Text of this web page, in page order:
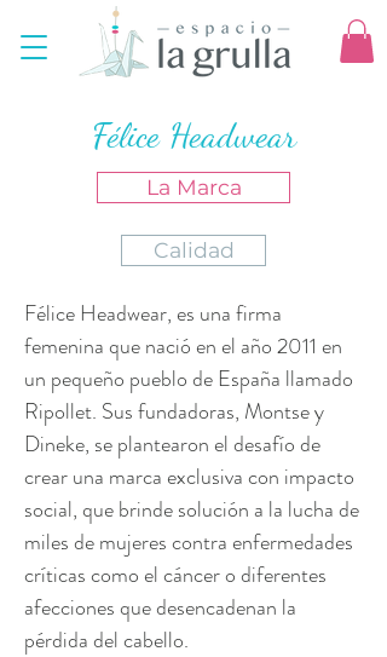
Félice Headwear
La Marca
Calidad
Félice Headwear, es una firma
femenina que nació en el año 2011 en
un pequeño pueblo de España llamado
Ripollet. Sus fundadoras, Montse y
Dineke, se plantearon el desafío de
crear una marca exclusiva con impacto
social, que brinde solución a la lucha de
miles de mujeres contra enfermedades
críticas como el cáncer o diferentes
afecciones que desencadenan la
pérdida del cabello.